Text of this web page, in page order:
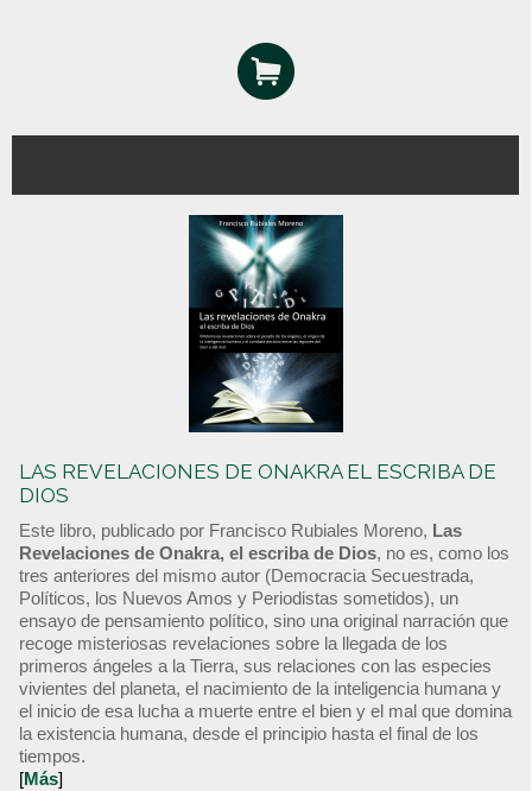
LAS REVELACIONES DE ONAKRA EL ESCRIBA DE
DIOS
Este libro, publicado por Francisco Rubiales Moreno, Las
Revelaciones de Onakra, el escriba de Dios, no es, como los
tres anteriores del mismo autor (Democracia Secuestrada,
Políticos, los Nuevos Amos y Periodistas sometidos), un
ensayo de pensamiento político, sino una original narración que
recoge misteriosas revelaciones sobre la llegada de los
primeros ángeles a la Tierra, sus relaciones con las especies
vivientes del planeta, el nacimiento de la inteligencia humana y
el inicio de esa lucha a muerte entre el bien y el mal que domina
la existencia humana, desde el principio hasta el final de los
tiempos.
[Más]